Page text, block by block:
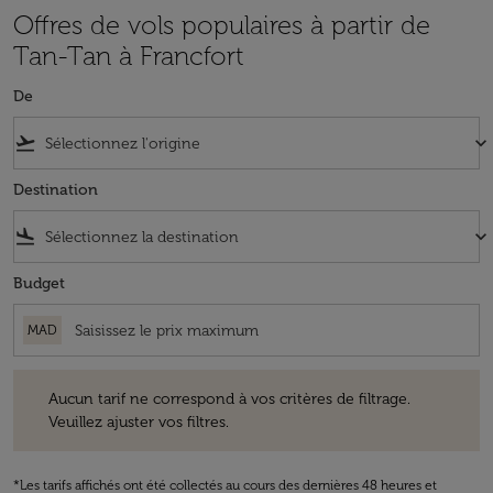
Offres de vols populaires à partir de
Tan-Tan à Francfort
De
flight_takeoff keyboard_arrow_down
Destination
flight_land keyboard_arrow_down
Budget
MAD
Aucun tarif ne correspond à vos critères de filtrage.
Veuillez ajuster vos filtres.
*Les tarifs affichés ont été collectés au cours des dernières 48 heures et